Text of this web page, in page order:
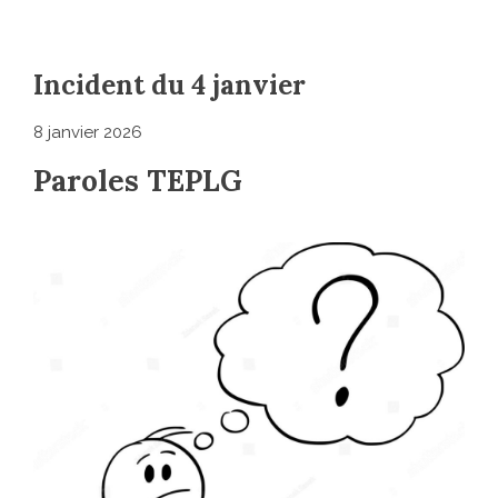
Incident du 4 janvier
8 janvier 2026
Paroles TEPLG